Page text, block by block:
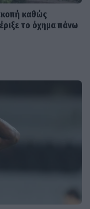
καθώς
το όχημα πάνω